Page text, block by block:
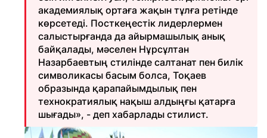
академиялық ортаға жақын тұлға ретінде
көрсетеді. Посткеңестік лидерлермен
салыстырғанда да айырмашылық анық
байқалады, мәселен Нұрсұлтан
Назарбаевтың стилінде салтанат пен билік
символикасы басым болса, Тоқаев
образында қарапайымдылық пен
технократиялық нақыш алдыңғы қатарға
шығады», - деп хабарлады стилист.